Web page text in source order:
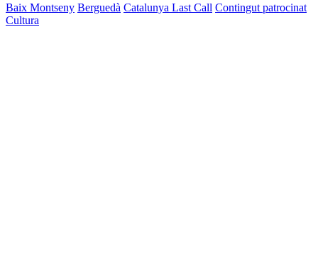
Baix Montseny Berguedà Catalunya Last Call Contingut patrocinat
Cultura